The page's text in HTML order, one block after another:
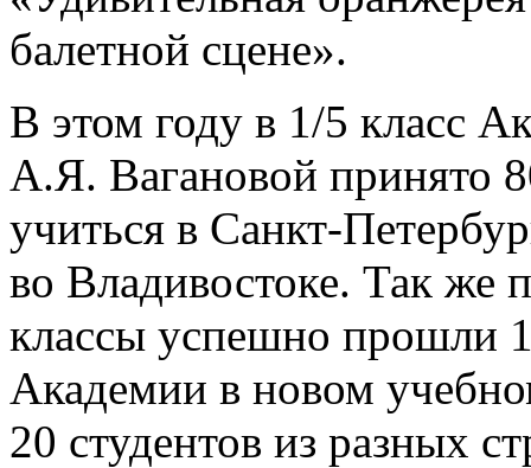
балетной сцене».
В этом году в 1/5 класс
А.Я. Вагановой принято
учиться в Санкт-
во Владивостоке. Так же
классы успешно прошли
Академии в новом
20 студентов из разных